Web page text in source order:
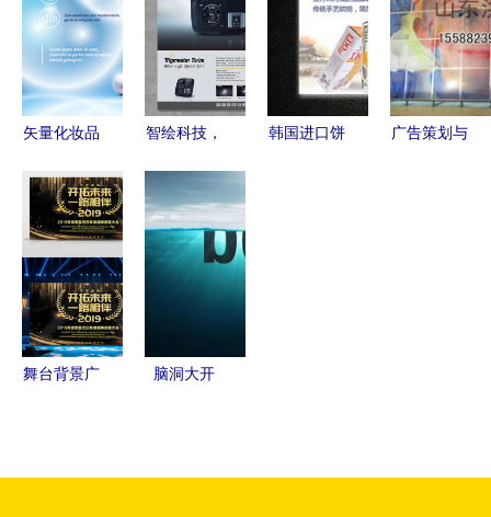
童年，
为“小小劳
动者”竖起
大拇指
结合
矢量化妆品
计 简约中
的奢华与美
学呈现
智绘科技，
——新一代
电子产品杂
志海报广告
设计新风尚
韩国进口饼
广告策划与
舞台背景广
脑洞大开